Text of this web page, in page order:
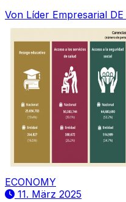
Von Líder Empresarial DE
ECONOMY
11. März 2025